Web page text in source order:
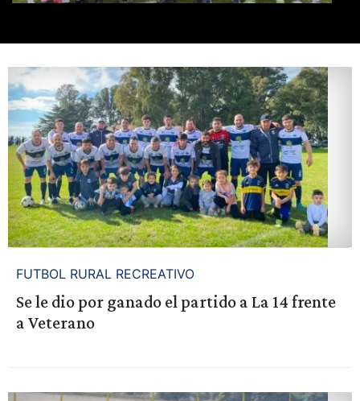
FUTBOL RURAL RECREATIVO
Se le dio por ganado el partido a La 14 frente
a Veterano